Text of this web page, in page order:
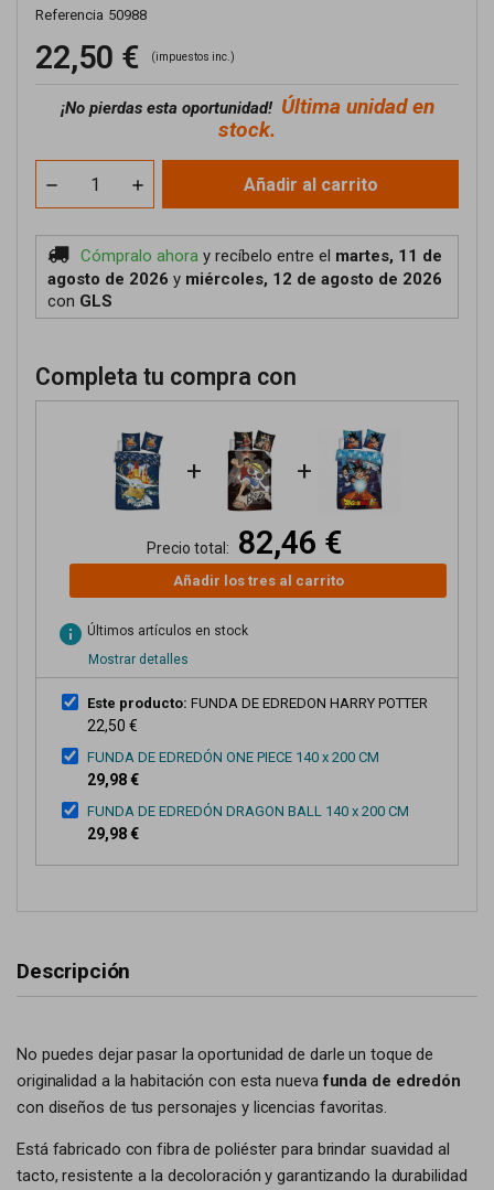
Referencia 50988
22,50 € (impuestos inc.)
¡No pierdas esta oportunidad! Última unidad en
stock.
Añadir al carrito
Cómpralo ahora y recíbelo entre el martes, 11 de
agosto de 2026 y miércoles, 12 de agosto de 2026
con GLS
Completa tu compra con
+ +
Precio total: 82,46 €
Añadir los tres al carrito
info Últimos artículos en stock
Mostrar detalles
Este producto: FUNDA DE EDREDON HARRY POTTER
22,50 €
FUNDA DE EDREDÓN ONE PIECE 140 x 200 CM
29,98 €
FUNDA DE EDREDÓN DRAGON BALL 140 x 200 CM
29,98 €
Descripción
No puedes dejar pasar la oportunidad de darle un toque de
originalidad a la habitación con esta nuevafunda de edredón
con diseños de tus personajes y licencias favoritas.
Está fabricado con fibra de poliéster para brindar suavidad al
tacto, resistente a la decoloración y garantizando la durabilidad